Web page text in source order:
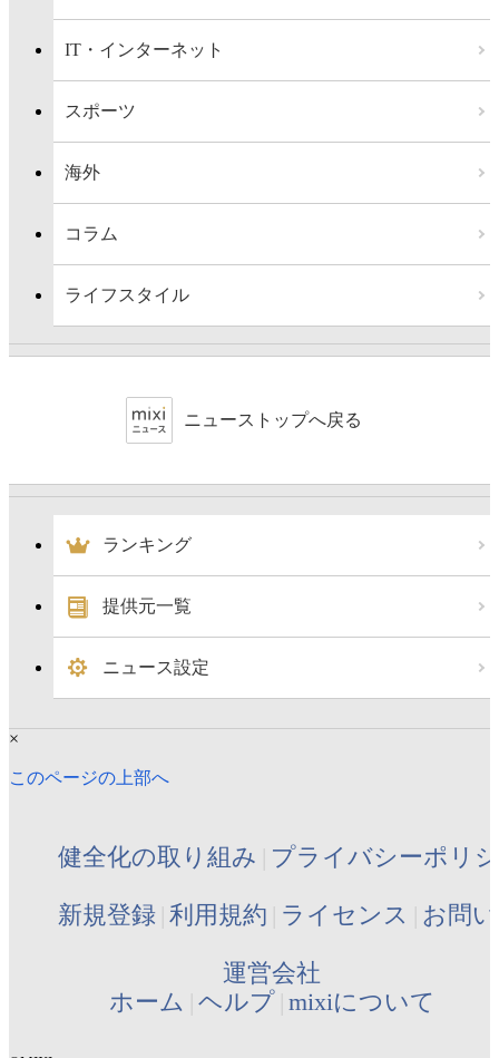
IT・インターネット
スポーツ
海外
コラム
ライフスタイル
ニューストップへ戻る
ランキング
提供元一覧
ニュース設定
×
このページの上部へ
健全化の取り組み プライバシーポリ
新規登録 利用規約 ライセンス お問
運営会社
ホーム ヘルプ mixiについて